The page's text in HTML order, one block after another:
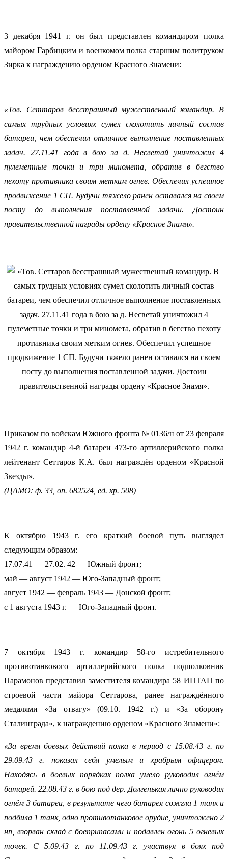
3 декабря 1941 г. он был представлен командиром полка
майором Гарбицким и военкомом полка старшим политруком
Зирка к награждению орденом Красного Знамени:
«Тов. Сеттаров бесстрашный мужественный командир. В
самых трудных условиях сумел сколотить личный состав
батареи, чем обеспечил отличное выполнение поставленных
задач. 27.11.41 года в бою за д. Несветай уничтожил 4
пулеметные точки и три миномета, обратив в бегство
пехоту противника своим метким огнев. Обеспечил успешное
продвижение 1 СП. Будучи тяжело ранен оставался на своем
посту до выполнения поставленной задачи. Достоин
правительственной награды ордену «Красное Знамя».
Приказом по войскам Южного фронта № 0136/н от 23 февраля
1942 г. командир 4-й батареи 473-го артиллерийского полка
лейтенант Сеттаров К.А. был награждён орденом «Красной
Звезды».
(ЦАМО: ф. 33, оп. 682524, ед. хр. 508)
К октябрю 1943 г. его краткий боевой путь выглядел
следующим образом:
17.07.41 — 27.02. 42 — Южный фронт;
май — август 1942 — Юго-Западный фронт;
август 1942 — февраль 1943 — Донской фронт;
с 1 августа 1943 г. — Юго-Западный фронт.
7 октября 1943 г. командир 58-го истребительного
противотанкового артиллерийского полка подполковник
Парамонов представил заместителя командира 58 ИПТАП по
строевой части майора Сеттарова, ранее награждённого
медалями «За отвагу» (09.10. 1942 г.) и «За оборону
Сталинграда», к награждению орденом «Красного Знамени»:
«За время боевых действий полка в период с 15.08.43 г. по
29.09.43 г. показал себя умелым и храбрым офицером.
Находясь в боевых порядках полка умело руководил огнём
батарей. 22.08.43 г. в бою под дер. Долгенькая лично руководил
огнём 3 батареи, в результате чего батарея сожгла 1 танк и
подбила 1 танк, одно противотанковое орудие, уничтожено 2
нп, взорван склад с боеприпасами и подавлен огонь 5 огневых
точек. С 5.09.43 г. по 11.09.43 г. участвуя в боях под